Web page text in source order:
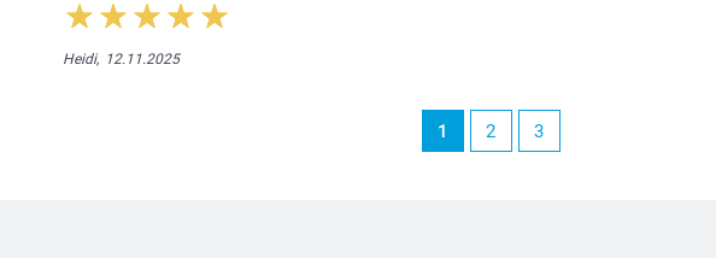
Heidi, 12.11.2025
1 2 3